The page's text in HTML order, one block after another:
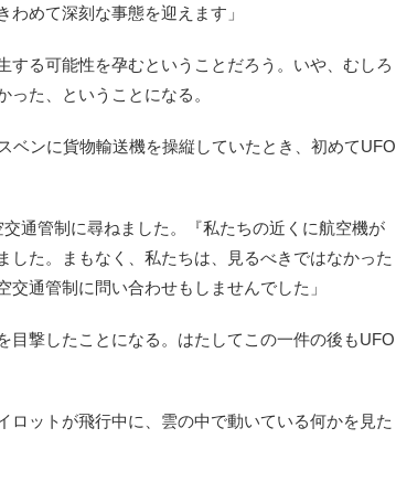
めて深刻な事態を迎えます」
る可能性を孕むということだろう。いや、むしろ
た、ということになる。
ンに貨物輸送機を操縦していたとき、初めてUFO
通管制に尋ねました。『私たちの近くに航空機が
た。まもなく、私たちは、見るべきではなかった
通管制に問い合わせもしませんでした」
撃したことになる。はたしてこの一件の後もUFO
ットが飛行中に、雲の中で動いている何かを見た